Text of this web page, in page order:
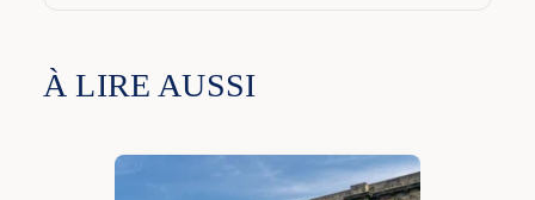
À LIRE AUSSI